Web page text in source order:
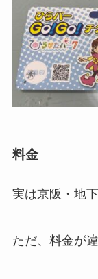
料金
実は京阪・地
ただ、料金が